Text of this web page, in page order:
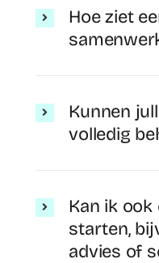
Hoe ziet
Kunnen
volledig
Kan ik
starten,
advies of